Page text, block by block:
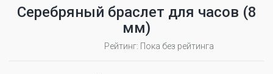
Серебряный браслет для часов (8
мм)
Рейтинг: Пока без рейтинга